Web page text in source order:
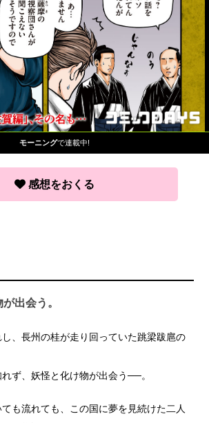
モーニングで連載中!
感想をおくる
出会う。
、長州の桂が走り回っていた跳梁跋扈の
ず、妖怪と化け物が出会う──。
も流れても、この国に夢を見続けた二人